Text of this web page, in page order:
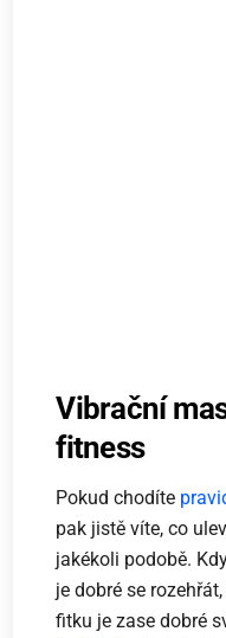
Vibrační
fitness
Pokud chodíte
pak jistě víte, co
jakékoli podobě.
je dobré se
fitku je zase dobré